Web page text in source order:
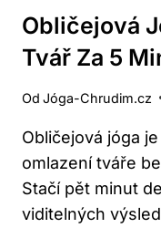
Obličejová
Tvář Za 5
Od Jóga-Chrudim.cz
Obličejová jóga
omlazení tváře
Stačí pět minut
viditelných